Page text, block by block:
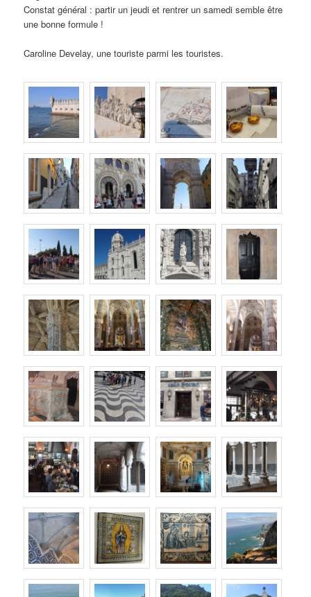
Constat général : partir un jeudi et rentrer un samedi semble être
une bonne formule !
Caroline Develay, une touriste parmi les touristes.